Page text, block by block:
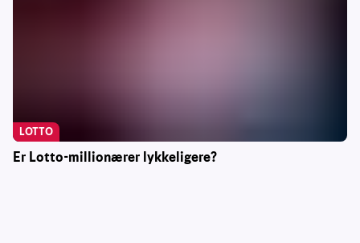
Er Lotto-millionærer lykkeligere?
LOTTO